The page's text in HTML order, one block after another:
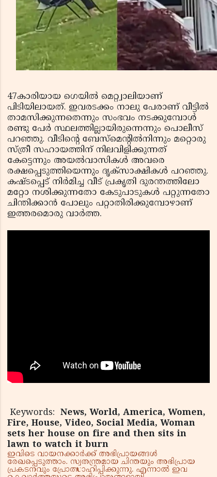
47കാരിയായ ഗെയില്‍ മെറ്റ്വാലിയാണ്
പിടിയിലായത്. ഇവരടക്കം നാലു പേരാണ് വീട്ടില്‍
താമസിക്കുന്നതെന്നും സംഭവം നടക്കുമ്പോള്‍
രണ്ടു പേര്‍ സ്ഥലത്തില്ലായിരുന്നെന്നും പൊലീസ്
പറഞ്ഞു. വീടിന്റെ ബേസ്മെന്റില്‍നിന്നും മറ്റൊരു
സ്ത്രീ സഹായത്തിന് നിലവിളിക്കുന്നത്
കേട്ടെന്നും അയല്‍വാസികള്‍ അവരെ
രക്ഷപ്പെടുത്തിയെന്നും ദൃക്സാക്ഷികള്‍ പറഞ്ഞു.
കഷ്ടപ്പെട് നിര്‍മിച്ച വീട് പ്രകൃതി ദുരന്തത്തിലോ
മറ്റോ നശിക്കുന്നതോ കേടുപാടുകള്‍ പറ്റുന്നതോ
ചിന്തിക്കാന്‍ പോലും പറ്റാതിരിക്കുമ്പോഴാണ്
ഇത്തരമൊരു വാര്‍ത്ത.
Keywords: News, World, America, Women,
Fire, House, Video, Social Media, Woman
sets her house on fire and then sits in
lawn to watch it burn
ഇവിടെ വായനക്കാർക്ക് അഭിപ്രായങ്ങൾ
രേഖപ്പെടുത്താം. സ്വതന്ത്രമായ ചിന്തയും അഭിപ്രായ
പ്രകടനവും പ്രോത്സാഹിപ്പിക്കുന്നു. എന്നാൽ ഇവ